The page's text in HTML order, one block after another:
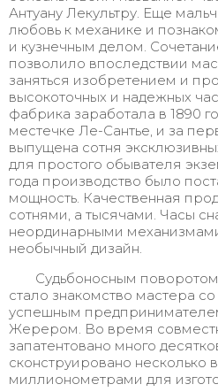
Антуану Лекультру. Еще
любовь к механике и
и кузнечным делом.
позволило впоследствии
заняться изобретением и
высокоточных и надежных
фабрика заработала в 1890
местечке Ле-Сантье, и за
выпущена сотня
для простого обывателя
года производство было
мощность. Качественная
сотнями, а тысячами. Часы
неординарными
необычный дизайн.
Судьбоносным
стало знакомство мастера
успешным
Жерером. Во время
запатентовано много
сконструировано несколько
миллионометрами для